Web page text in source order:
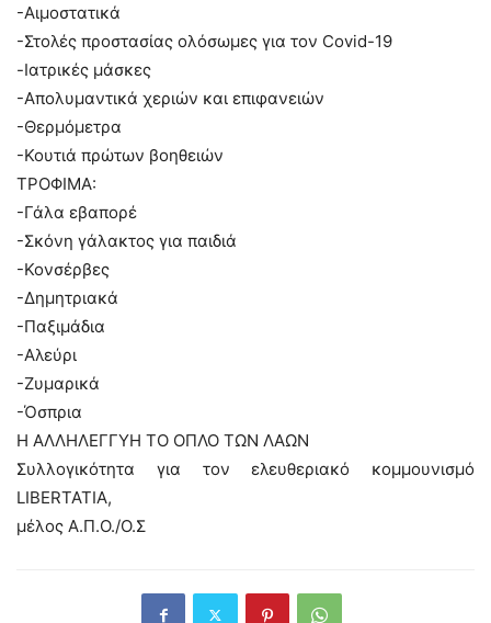
-Αιμοστατικά
-Στολές προστασίας ολόσωμες για τον Covid-19
-Ιατρικές μάσκες
-Απολυμαντικά χεριών και επιφανειών
-Θερμόμετρα
-Κουτιά πρώτων βοηθειών
ΤΡΟΦΙΜΑ:
-Γάλα εβαπορέ
-Σκόνη γάλακτος για παιδιά
-Κονσέρβες
-Δημητριακά
-Παξιμάδια
-Αλεύρι
-Ζυμαρικά
-Όσπρια
Η ΑΛΛΗΛΕΓΓΥΗ ΤΟ ΟΠΛΟ ΤΩΝ ΛΑΩΝ
Συλλογικότητα για τον ελευθεριακό κομμουνισμό
LIBERTATIA,
μέλος Α.Π.Ο./Ο.Σ